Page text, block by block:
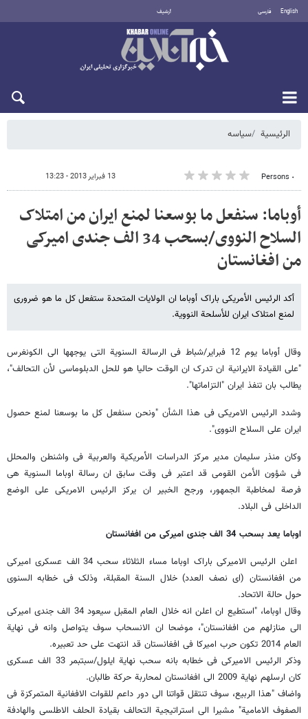
English فارسی أرشيف
الرئيسية سیاسه
٠ Persons 13 فبراير 2013 - 13:23
أوباما: سنفعل ما بوسعنا لمنع ایران من امتلاک
السلاح النووی/بسحب 34 الف جندی امیرکی
من افغانستان
أکد الرئیس الأمریکی باراک أوباما ان الولایات المتحدة ستفعل کل ما هو ضروری
لمنع امتلاک ایران للأسلحة النوویة.
وقال أوباما یوم 12 فبرایر/شباط فی الرسالة السنویة التی یوجهها الى الکونغرس
"على القیادة الایرانیة ان تدرک ان الوقت حالیا هو للحل الدبلوماسی لأن التحالف"،
یطالب بان تنفذ ایران "التزاماتها".
وشدد الرئیس الامریکی فی هذا الشأن "ونحن سنفعل کل ما بوسعنا لمنع حصول
ایران على السلاح النووی".
وکان منذر سلیمان مدیر مرکز الدراسات الأمریکیة والعربیة فی واشنطن والمحلل
فی شؤون الأمن القومی قد اعتبر فی وقت سابق ان رسالة اوباما السنویة هی
فرصة لمخاطبة الجمهور، ورجح الخبیر ان یرکز الرئیس الامریکی على الوضع
الداخلی فی البلاد.
اوباما یعد بسحب 34 الف جندی امیرکی من افغانستان
اعلن الرئیس الامیرکی باراک اوباما مساء الثلاثاء سحب 34 الف عسکری امیرکی
من افغانستان (ای نصف العدد) خلال السنة المقبلة، وذلک فی خطابه السنوی
حول حالة الاتحاد.
وقال اوباما، "استطیع ان اعلن انه خلال العام المقبل سیعود 34 الف جندی امیرکی
الى منازلهم من افغانستان"، موضحا ان الانسحاب سوف یتواصل وانه فی نهایة
العام 2014 تکون حرب امیرکا فی افغانستان قد انتهت على حد تعبیره.
وذکر الرئیس الامیرکی فی خطابه بانه سحب نهایة ایلول/سبتبمر 33 الف عسکری
کان ارسلهم نهایة 2009 الى افغانستان لمحاربة حرکة طالبان.
واضاف "هذا الربیع، سوف تنتقل قواتنا الى دور داعم للقوات الافغانیة المتمرکزة فی
الصفوف الامامیة" مشیرا الى استراتیجیة التحالف بقیادة الحلف الاطلسی والهادفة